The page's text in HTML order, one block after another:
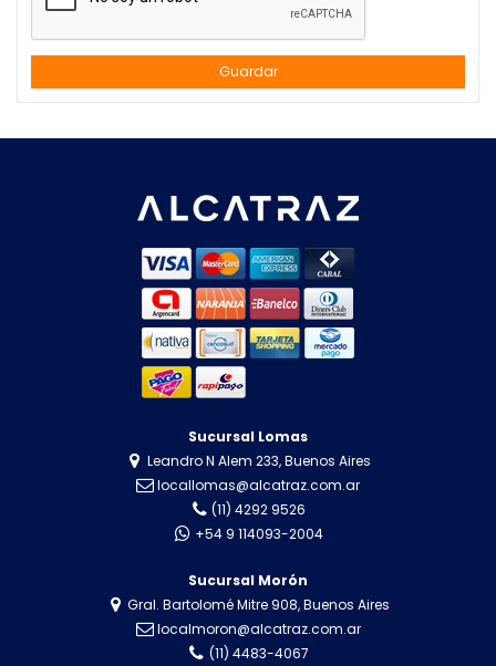
Guardar
Sucursal Lomas
Leandro N Alem 233, Buenos Aires
locallomas@alcatraz.com.ar
(11) 4292 9526
+54 9 114093-2004
Sucursal Morón
Gral. Bartolomé Mitre 908, Buenos Aires
localmoron@alcatraz.com.ar
(11) 4483-4067